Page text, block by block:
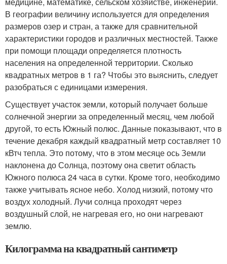
В географии величину используется для определения
размеров озер и стран, а также для сравнительной
характеристики городов и различных местностей. Также
при помощи площади определяется плотность
населения на определенной территории. Сколько
квадратных метров в 1 га? Чтобы это выяснить, следует
разобраться с единицами измерения.
Существует участок земли, который получает больше
солнечной энергии за определенный месяц, чем любой
другой, то есть Южный полюс. Данные показывают, что в
течение декабря каждый квадратный метр составляет 10
кВтч тепла. Это потому, что в этом месяце ось Земли
наклонена до Солнца, поэтому она светит область
Южного полюса 24 часа в сутки. Кроме того, необходимо
также учитывать ясное небо. Холод низкий, потому что
воздух холодный. Лучи солнца проходят через
воздушный слой, не нагревая его, но они нагревают
землю.
Килограмма на квадратный сантиметр